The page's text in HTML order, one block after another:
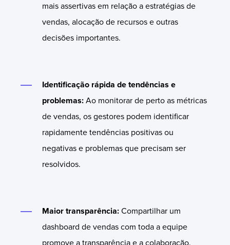
mais assertivas em relação a estratégias de
vendas, alocação de recursos e outras
decisões importantes.
Identificação rápida de tendências e
problemas: Ao monitorar de perto as métricas
de vendas, os gestores podem identificar
rapidamente tendências positivas ou
negativas e problemas que precisam ser
resolvidos.
Maior transparência: Compartilhar um
dashboard de vendas com toda a equipe
promove a transparência e a colaboração,